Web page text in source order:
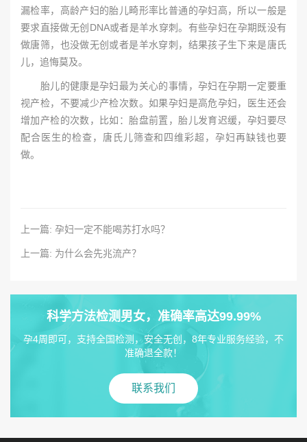
漏检率，高龄产妇的胎儿畸形率比普通的孕妇高，所以一般是
要求直接做无创DNA或者是羊水穿刺。有些孕妇在孕期既没有
做唐筛，也没做无创或者是羊水穿刺，结果孩子生下来是唐氏
儿，追悔莫及。
胎儿的健康是孕妇最为关心的事情，孕妇在孕期一定要重
视产检，不要减少产检次数。如果孕妇是高危孕妇，医生还会
增加产检的次数，比如：胎盘前置，胎儿发育迟缓，孕妇要尽
配合医生的检查，唐氏儿筛查和四维彩超，孕妇再缺钱也要
做。
上一篇: 孕妇一定不能喝苏打水吗？
上一篇: 为什么会先兆流产？
科学方法检测男女，准确率高达99.99%
孕4周即可，支持全国检测，安全无创，8年专业服务经验，不
准确退全款！
联系我们